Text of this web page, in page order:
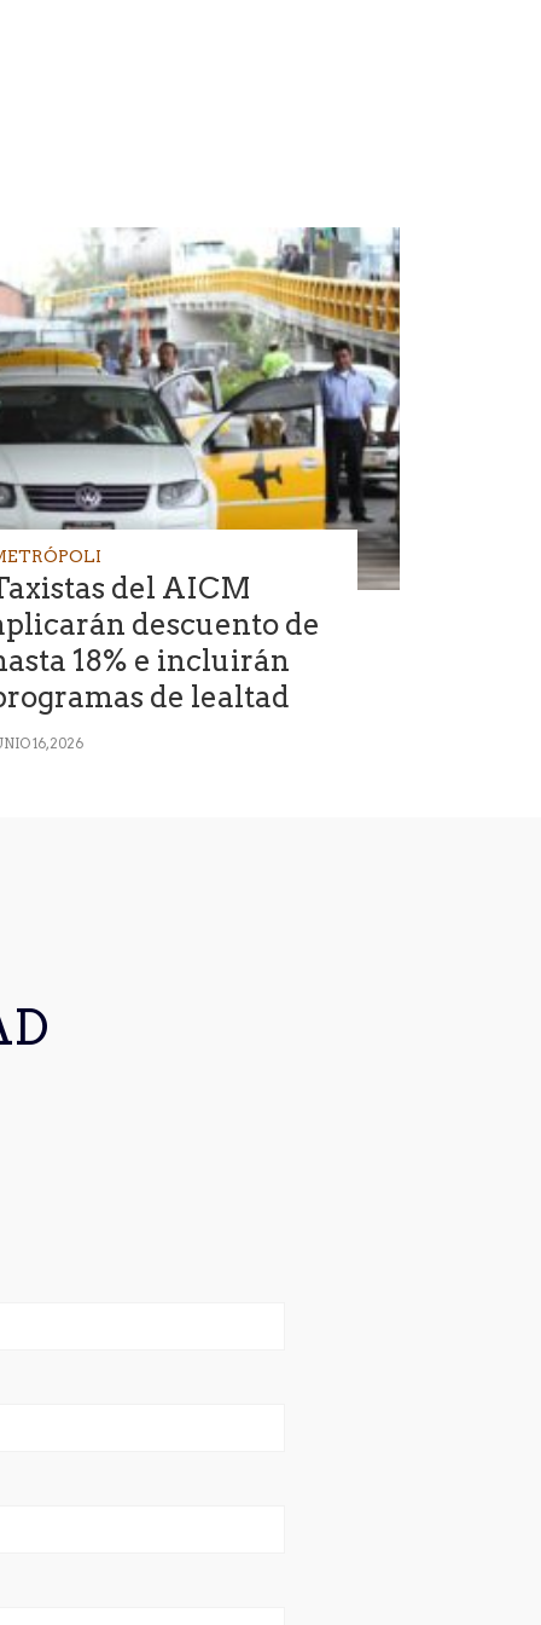
del AICM
descuento de
18% e incluirán
de lealtad
16, 2026